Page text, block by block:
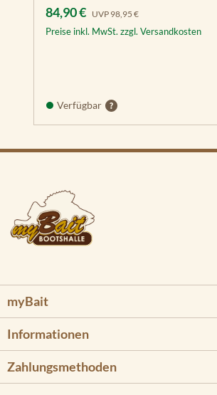
Verkaufspreis:
84,90 € UVP Regulärer Preis:
98,95 €
Preise inkl. MwSt. zzgl. Versandkosten
Verfügbar
myBait
Informationen
Zahlungsmethoden